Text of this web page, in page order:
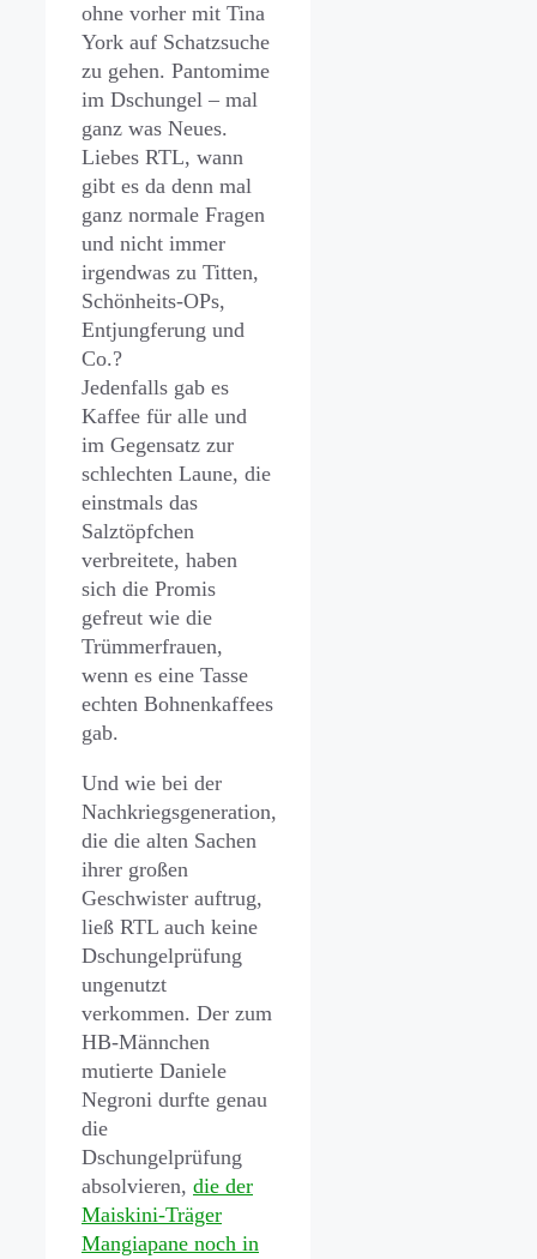
ohne vorher mit Tina
York auf Schatzsuche
zu gehen. Pantomime
im Dschungel – mal
ganz was Neues.
Liebes RTL, wann
gibt es da denn mal
ganz normale Fragen
und nicht immer
irgendwas zu Titten,
Schönheits-OPs,
Entjungferung und
Co.?
Jedenfalls gab es
Kaffee für alle und
im Gegensatz zur
schlechten Laune, die
einstmals das
Salztöpfchen
verbreitete, haben
sich die Promis
gefreut wie die
Trümmerfrauen,
wenn es eine Tasse
echten Bohnenkaffees
gab.
Und wie bei der
Nachkriegsgeneration,
die die alten Sachen
ihrer großen
Geschwister auftrug,
ließ RTL auch keine
Dschungelprüfung
ungenutzt
verkommen. Der zum
HB-Männchen
mutierte Daniele
Negroni durfte genau
die
Dschungelprüfung
absolvieren, die der
Maiskini-Träger
Mangiapane noch in